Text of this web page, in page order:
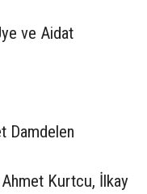
ve Aidat
Damdelen
Kurtcu, İlkay